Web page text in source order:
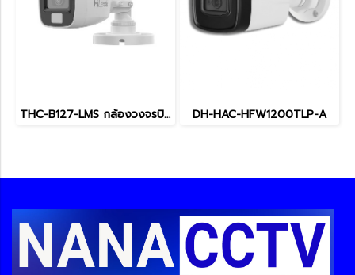
THC-B127-LMS กล้องวงจรปิดเชียงใหม่ DH-HAC-HFW1200TLP-A